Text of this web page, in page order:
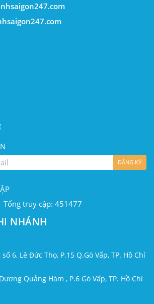
ĐĂNG KÝ
Tổng truy cập: 451477
NHÁNH
6, Lê Đức Thọ, P.15 Q.Gò Vấp, TP. Hồ Chí
Quảng Hàm , P.6 Gò Vấp, TP. Hồ Chí